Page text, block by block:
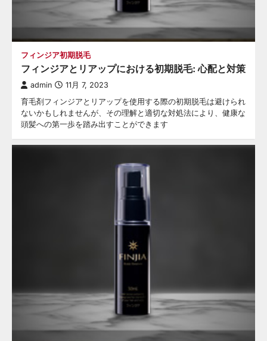
フィンジア初期脱毛
フィンジアとリアップにおける初期脱毛: 心配と対策
admin 11月 7, 2023
育毛剤フィンジアとリアップを使用する際の初期脱毛は避けられ
ないかもしれませんが、その理解と適切な対処法により、健康な
頭髪への第一歩を踏み出すことができます